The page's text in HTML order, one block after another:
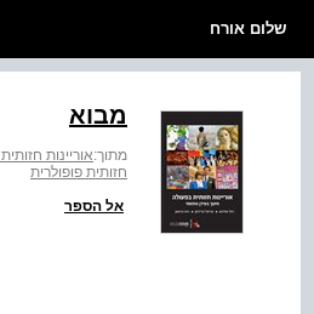
שלום אורח
מבוא
מתוך:אוריינות
חזותית פופולרית
אל הספר